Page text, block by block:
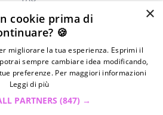
We islands
S.r.l - Via G. Cacciò 5 - 57034
×
cookie prima di
🍪
migliorare la tua esperienza. Esprimi il
sempre cambiare idea modificando,
preferenze. Per maggiori informazioni
Leggi di più
PARTNERS (847) →